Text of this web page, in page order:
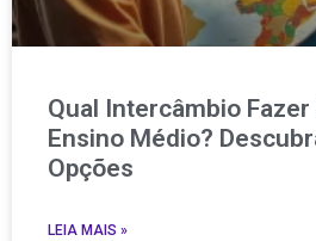
Qual Intercâmbio Fazer
Ensino Médio?
Opções
LEIA MAIS »